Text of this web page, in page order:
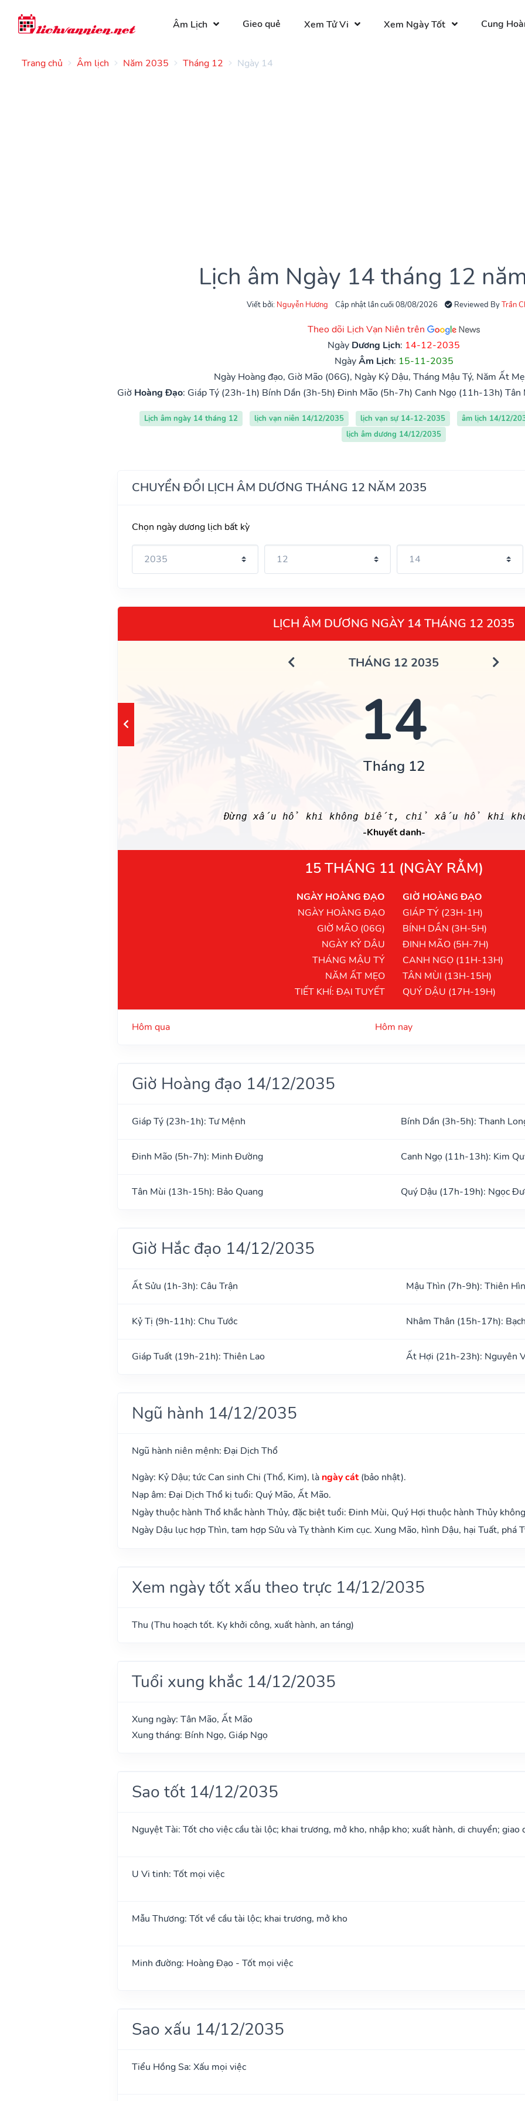
Âm Lịch Gieo quẻ Xem Tử Vi Xem Ngày Tốt Cung
Trang chủ Âm lịch Năm 2035 Tháng 12 Ngày 14
Lịch âm Ngày 14 tháng 12
Viết bởi: Nguyễn Hương Cập nhật lần cuối 08/08/2026 Reviewed ByTrần
Theo dõi Lịch Vạn Niên trên
Ngày Dương Lịch: 14-12-2035
NgàyÂm Lịch: 15-11-2035
Ngày Hoàng đạo, Giờ Mão (06G), Ngày Kỷ Dậu, Tháng Mậu Tý, Năm Ất
Giờ Hoàng Đạo: Giáp Tý (23h-1h) Bính Dần (3h-5h) Đinh Mão (5h-7h) Canh Ngọ (11h-13h) Tân
Lịch âm ngày 14 tháng 12 lịch vạn niên 14/12/2035 lịch vạn sự 14-12-2035 âm lịch 14/12/
lịch âm dương 14/12/2035
CHUYỂN ĐỔI LỊCH ÂM DƯƠNG THÁNG 12 NĂM 2035
Chọn ngày dương lịch bất kỳ
LỊCH ÂM DƯƠNG NGÀY 14 THÁNG 12 2035
THÁNG 12 2035
14
Tháng 12
Đừng xấu hổ khi không biết, chỉ xấu hổ khi
-Khuyết danh-
15 THÁNG 11 (NGÀY RẰM)
NGÀY HOÀNG ĐẠO
NGÀY HOÀNG ĐẠO
GIỜ MÃO (06G)
NGÀY KỶ DẬU
THÁNG MẬU TÝ
NĂM ẤT MẸO
TIẾT KHÍ: ĐẠI TUYẾT
GIỜ HOÀNG ĐẠO
GIÁP TÝ (23H-1H)
BÍNH DẦN (3H-5H)
ĐINH MÃO (5H-7H)
CANH NGỌ (11H-13H)
TÂN MÙI (13H-15H)
QUÝ DẬU (17H-19H)
Hôm qua Hôm nay
Giờ Hoàng đạo 14/12/2035
Giáp Tý (23h-1h): Tư Mệnh Bính Dần (3h-5h): Thanh
Đinh Mão (5h-7h): Minh Đường Canh Ngọ (11h-13h): Kim
Tân Mùi (13h-15h): Bảo Quang Quý Dậu (17h-19h): Ngọc
Giờ Hắc đạo 14/12/2035
Ất Sửu (1h-3h): Câu Trận Mậu Thìn (7h-9h): Thiên
Kỷ Tị (9h-11h): Chu Tước Nhâm Thân (15h-17h):
Giáp Tuất (19h-21h): Thiên Lao Ất Hợi (21h-23h): Nguyên
Ngũ hành 14/12/2035
Ngũ hành niên mệnh: Đại Dịch Thổ
Ngày: Kỷ Dậu; tức Can sinh Chi (Thổ, Kim), là ngày cát(bảo nhật).
Nạp âm: Đại Dịch Thổ kị tuổi: Quý Mão, Ất Mão.
Ngày thuộc hành Thổ khắc hành Thủy, đặc biệt tuổi: Đinh Mùi, Quý Hợi thuộc hành Thủy
Ngày Dậu lục hợp Thìn, tam hợp Sửu và Tỵ thành Kim cục. Xung Mão, hình Dậu, hại Tuất, phá
Xem ngày tốt xấu theo trực 14/12/2035
Thu (Thu hoạch tốt. Kỵ khởi công, xuất hành, an táng)
Tuổi xung khắc 14/12/2035
Xung ngày: Tân Mão, Ất Mão
Xung tháng: Bính Ngọ, Giáp Ngọ
Sao tốt 14/12/2035
Nguyệt Tài: Tốt cho việc cầu tài lộc; khai trương, mở kho, nhập kho; xuất hành, di chuyển; giao
U Vi tinh: Tốt mọi việc
Mẫu Thương: Tốt về cầu tài lộc; khai trương, mở kho
Minh đường: Hoàng Đạo - Tốt mọi việc
Sao xấu 14/12/2035
Tiểu Hồng Sa: Xấu mọi việc